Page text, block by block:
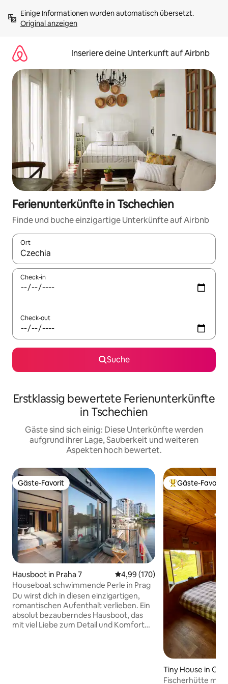
Inhalten
springenOriginal anzeigen
Inseriere deine Unterkunft auf Airbnb
Ferienunterkünfte in Tschechien
Finde und buche einzigartige Unterkünfte auf Airbnb
Ort
Wenn Ergebnisse verfügbar sind, navigiere mit den
Check-in
Check-out
Suche
Erstklassig bewertete Ferienunterkünfte
in Tschechien
Gäste sind sich einig: Diese Unterkünfte werden
aufgrund ihrer Lage, Sauberkeit und weiteren
Aspekten hoch bewertet.
Gäste-Favorit
Gäste-Favorit
Hausboot in Praha 7 Durchschnittliche Bewertung:
4,99 (170)
Houseboat schwimmende Perle in Prag
Du wirst dich in diesen einzigartigen,
romantischen Aufenthalt verlieben. Ein
absolut bezauberndes Hausboot, das
mit viel Liebe zum Detail und Komfort
Beliebter Gäste-
Gäste-Favorit
Tiny House in
Fischerhütte mit